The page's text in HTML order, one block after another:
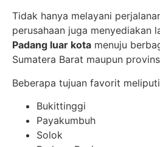
Tidak hanya melayani
perusahaan juga menyediakan
Padang luar kota menuju
Sumatera Barat maupun
Beberapa tujuan favorit
Bukittinggi
Payakumbuh
Solok